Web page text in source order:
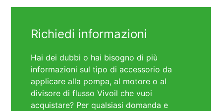
Richiedi informazioni
Hai dei dubbi o hai bisogno di più
informazioni sul tipo di accessorio da
applicare alla pompa, al motore o al
divisore di flusso Vivoil che vuoi
acquistare? Per qualsiasi domanda e